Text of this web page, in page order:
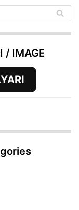
/ IMAGE